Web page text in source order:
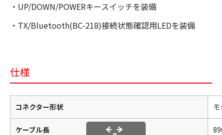
・UP/DOWN/POWERキースイッチを装備
・TX/Bluetooth(BC-218)接続状態確認用LEDを装備
仕様
コネクター形状
ケーブル長